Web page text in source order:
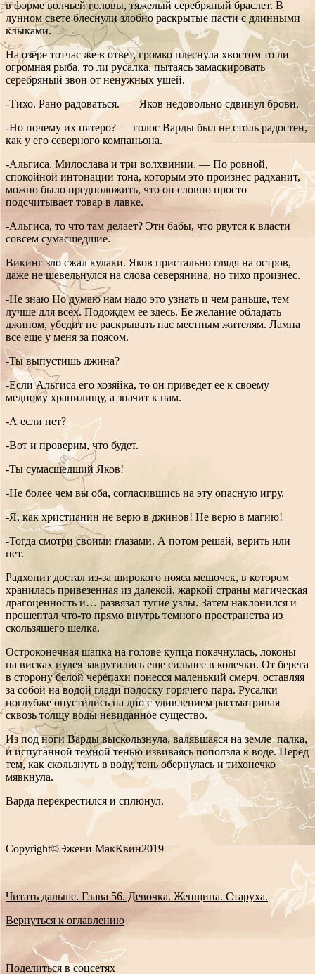
в форме волчьей головы, тяжелый серебряный браслет. В
лунном свете блеснули злобно раскрытые пасти с длинными
клыками.
На озере тотчас же в ответ, громко плеснула хвостом то ли
огромная рыба, то ли русалка, пытаясь замаскировать
серебряный звон от ненужных ушей.
-Тихо. Рано радоваться. — Яков недовольно сдвинул брови.
-Но почему их пятеро? — голос Варды был не столь радостен,
как у его северного компаньона.
-Альгиса. Милослава и три волхвинии. — По ровной,
спокойной интонации тона, которым это произнес радханит,
можно было предположить, что он словно просто
подсчитывает товар в лавке.
-Альгиса, то что там делает? Эти бабы, что рвутся к власти
совсем сумасшедшие.
Викинг зло сжал кулаки. Яков пристально глядя на остров,
даже не шевельнулся на слова северянина, но тихо произнес.
-Не знаю Но думаю нам надо это узнать и чем раньше, тем
лучше для всех. Подождем ее здесь. Ее желание обладать
джином, убедит не раскрывать нас местным жителям. Лампа
все еще у меня за поясом.
-Ты выпустишь джина?
-Если Альгиса его хозяйка, то он приведет ее к своему
медному хранилищу, а значит к нам.
-А если нет?
-Вот и проверим, что будет.
-Ты сумасшедший Яков!
-Не более чем вы оба, согласившись на эту опасную игру.
-Я, как христианин не верю в джинов! Не верю в магию!
-Тогда смотри своими глазами. А потом решай, верить или
нет.
Радхонит достал из-за широкого пояса мешочек, в котором
хранилась привезенная из далекой, жаркой страны магическая
драгоценность и… развязал тугие узлы. Затем наклонился и
прошептал что-то прямо внутрь темного пространства из
скользящего шелка.
Остроконечная шапка на голове купца покачнулась, локоны
на висках иудея закрутились еще сильнее в колечки. От берега
в сторону белой черепахи понесся маленький смерч, оставляя
за собой на водой глади полоску горячего пара. Русалки
поглубже опустились на дно с удивлением рассматривая
сквозь толщу воды невиданное существо.
Из под ноги Варды выскользнула, валявшаяся на земле палка,
и испуганной темной тенью извиваясь поползла к воде. Перед
тем, как скользнуть в воду, тень обернулась и тихонечко
мявкнула.
Варда перекрестился и сплюнул.
Copyright©Эжени МакКвин2019
Читать дальше. Глава 56. Девочка. Женщина. Старуха.
Вернуться к оглавлению
Поделиться в соцсетях